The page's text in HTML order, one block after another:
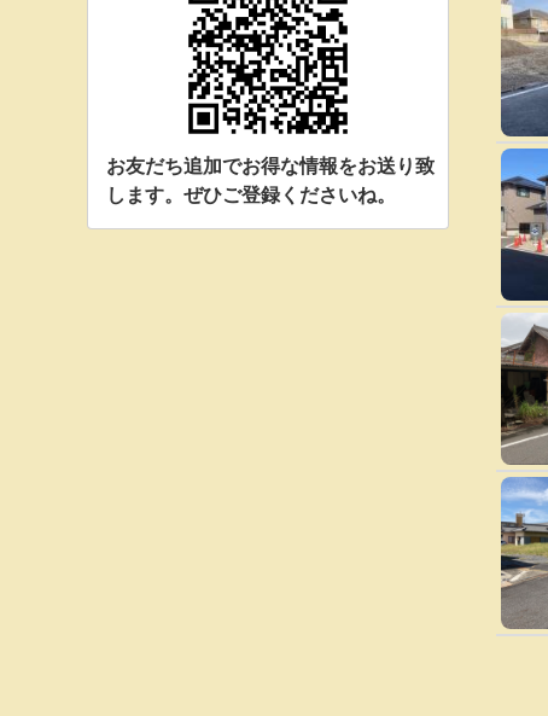
お友だち追加でお得な情報をお送り致
します。ぜひご登録くださいね。